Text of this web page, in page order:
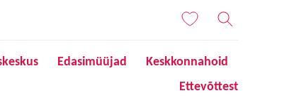
Edasimüüjad
Keskkonnahoid
Ettevõttest